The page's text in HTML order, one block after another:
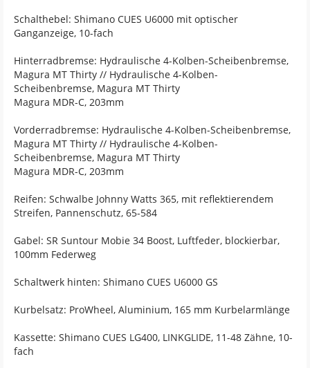
Schalthebel: Shimano CUES U6000 mit optischer
Ganganzeige, 10-fach
Hinterradbremse: Hydraulische 4-Kolben-Scheibenbremse,
Magura MT Thirty // Hydraulische 4-Kolben-
Scheibenbremse, Magura MT Thirty
Magura MDR-C, 203mm
Vorderradbremse: Hydraulische 4-Kolben-Scheibenbremse,
Magura MT Thirty // Hydraulische 4-Kolben-
Scheibenbremse, Magura MT Thirty
Magura MDR-C, 203mm
Reifen: Schwalbe Johnny Watts 365, mit reflektierendem
Streifen, Pannenschutz, 65-584
Gabel: SR Suntour Mobie 34 Boost, Luftfeder, blockierbar,
100mm Federweg
Schaltwerk hinten: Shimano CUES U6000 GS
Kurbelsatz: ProWheel, Aluminium, 165 mm Kurbelarmlänge
Kassette: Shimano CUES LG400, LINKGLIDE, 11-48 Zähne, 10-
fach